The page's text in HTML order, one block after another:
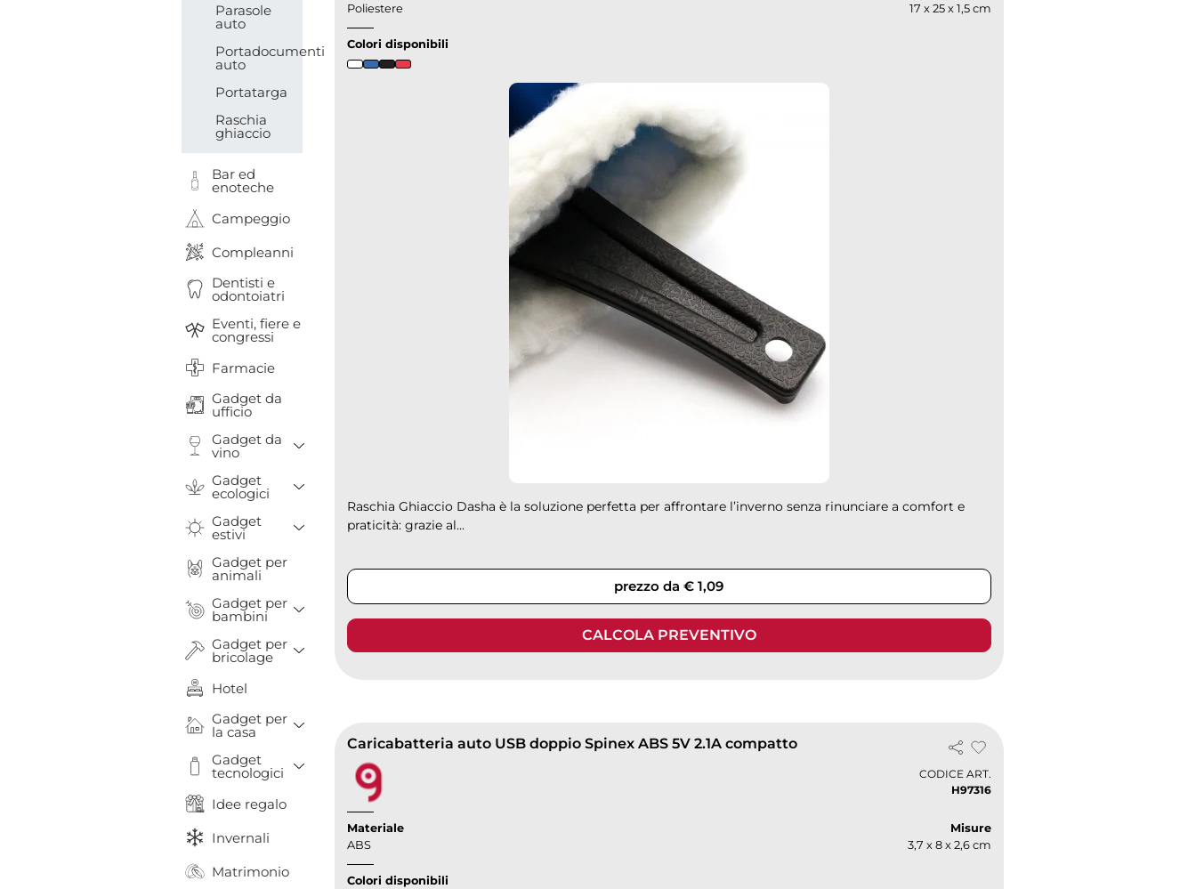
Parasole
auto
Portadocumenti
auto
Portatarga
Raschia
ghiaccio
Bar ed
enoteche
Campeggio
Compleanni
Dentisti e
odontoiatri
Eventi, fiere e
congressi
Farmacie
Gadget da
ufficio
Gadget da
vino
Toggle Dropdown
Gadget
ecologici
Toggle Dropdown
Gadget
estivi
Toggle Dropdown
Gadget per
animali
Gadget per
bambini
Toggle Dropdown
Gadget per
bricolage
Toggle Dropdown
Hotel
Gadget per
la casa
Toggle Dropdown
Gadget
tecnologici
Toggle Dropdown
Idee regalo
Invernali
Matrimonio
Poliestere
17 x 25 x 1,5 cm
Colori disponibili
Raschia Ghiaccio Dasha è la soluzione perfetta per affrontare l’inverno senza rinunciare a comfort e
praticità: grazie al...
prezzo da € 1,09
CALCOLA PREVENTIVO
Caricabatteria auto USB doppio Spinex ABS 5V 2.1A compatto
CODICE ART.
H97316
Materiale
ABS
Misure
3,7 x 8 x 2,6 cm
Colori disponibili